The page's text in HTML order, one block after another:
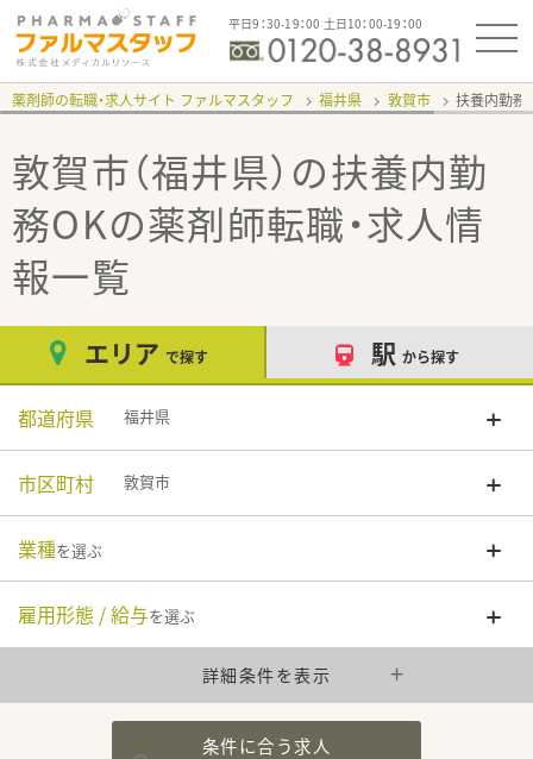
平日9：30-19：00 土日10：00-19：00
薬剤師の転職・求人サイト ファルマスタッフ 福井県 敦賀市 扶養内勤
敦賀市（福井県）の扶養内勤
務OKの薬剤師転職・求人情
報一覧
エリア で探す 駅 から探す
都道府県 福井県
市区町村 敦賀市
業種を選ぶ
雇用形態 / 給与を選ぶ
詳細条件を表示
条件に合う求人